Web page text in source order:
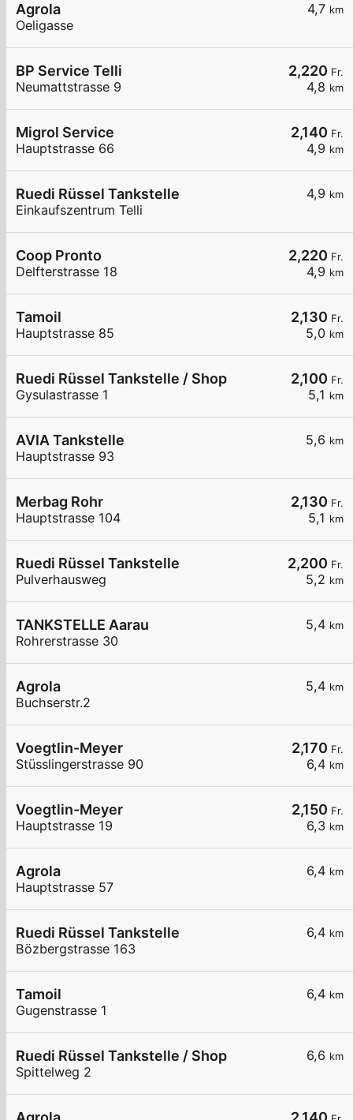
4,7 km
Agrola
Oeligasse
2,220 Fr.
4,8 km
BP Service Telli
Neumattstrasse 9
2,140 Fr.
4,9 km
Migrol Service
Hauptstrasse 66
4,9 km
Ruedi Rüssel Tankstelle
Einkaufszentrum Telli
2,220 Fr.
4,9 km
Coop Pronto
Delfterstrasse 18
2,130 Fr.
5,0 km
Tamoil
Hauptstrasse 85
2,100 Fr.
5,1 km
Ruedi Rüssel Tankstelle / Shop
Gysulastrasse 1
5,6 km
AVIA Tankstelle
Hauptstrasse 93
2,130 Fr.
5,1 km
Merbag Rohr
Hauptstrasse 104
2,200 Fr.
5,2 km
Ruedi Rüssel Tankstelle
Pulverhausweg
5,4 km
TANKSTELLE Aarau
Rohrerstrasse 30
5,4 km
Agrola
Buchserstr.2
2,170 Fr.
6,4 km
Voegtlin-Meyer
Stüsslingerstrasse 90
2,150 Fr.
6,3 km
Voegtlin-Meyer
Hauptstrasse 19
6,4 km
Agrola
Hauptstrasse 57
6,4 km
Ruedi Rüssel Tankstelle
Bözbergstrasse 163
6,4 km
Tamoil
Gugenstrasse 1
6,6 km
Ruedi Rüssel Tankstelle / Shop
Spittelweg 2